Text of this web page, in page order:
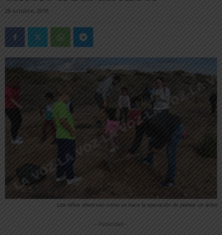
28 octubre, 2019
Los niños observan como se hace la operación de plantar un árbol
-- Publicidad --